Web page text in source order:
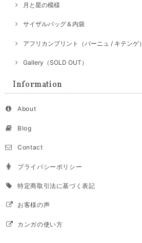
月と星の模様
サイザルバッグ＆内袋
アフリカンプリント（パーニュ / キテンゲ）
Gallery（SOLD OUT）
Information
About
Blog
Contact
プライバシーポリシー
特定商取引法に基づく表記
お客様の声
カンガの使い方